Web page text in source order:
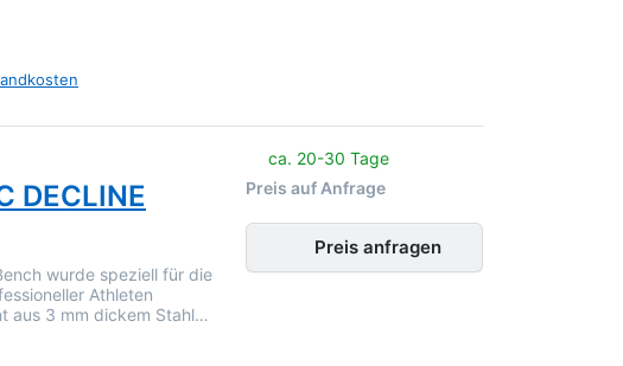
liegen noch keine Bewertungen vor.
DECLINE
wurde speziell für die
Athleten
aus 3 mm dickem Stahl…
ca. 20-30 Tage
Preis auf Anfrage
Preis anfragen